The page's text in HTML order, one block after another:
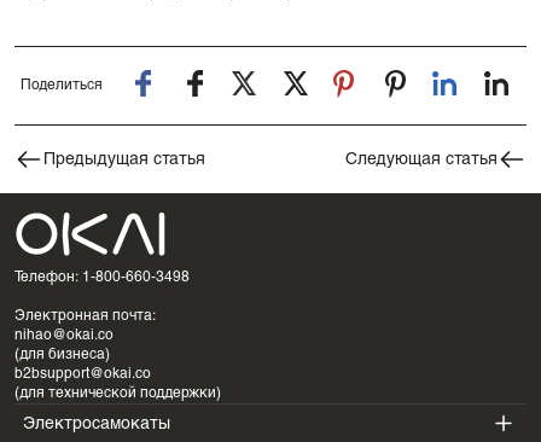
Поделиться
Предыдущая статья Следующая статья
Телефон: 1-800-660-3498
Электронная почта:
nihao@okai.co
(для бизнеса)
b2bsupport@okai.co
(для технической поддержки)
Электросамокаты